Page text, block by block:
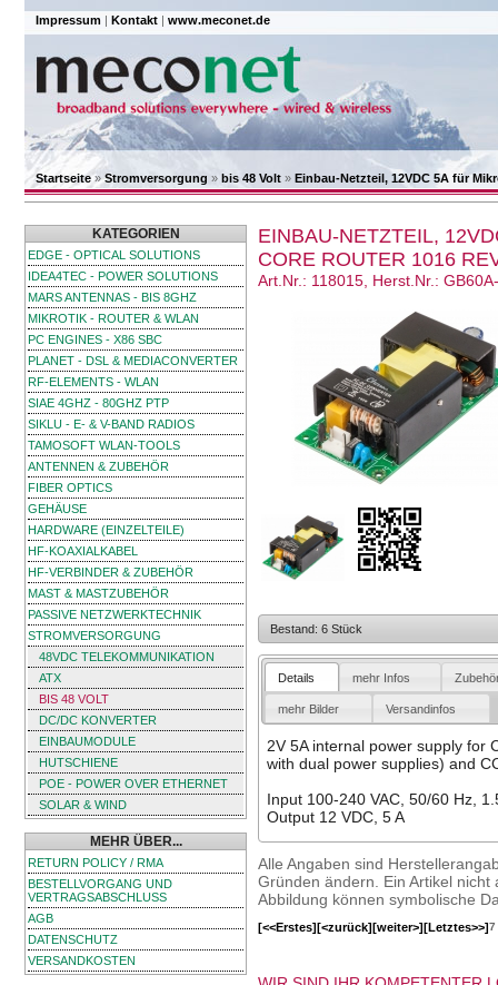
Impressum | Kontakt | www.meconet.de
Startseite»Stromversorgung » bis 48 Volt » Einbau-Netzteil, 12VDC 5A für
KATEGORIEN
EDGE - OPTICAL SOLUTIONS
IDEA4TEC - POWER SOLUTIONS
MARS ANTENNAS - BIS 8GHZ
MIKROTIK - ROUTER & WLAN
PC ENGINES - X86 SBC
PLANET - DSL & MEDIACONVERTER
RF-ELEMENTS - WLAN
SIAE 4GHZ - 80GHZ PTP
SIKLU - E- & V-BAND RADIOS
TAMOSOFT WLAN-TOOLS
ANTENNEN & ZUBEHÖR
FIBER OPTICS
GEHÄUSE
HARDWARE (EINZELTEILE)
HF-KOAXIALKABEL
HF-VERBINDER & ZUBEHÖR
MAST & MASTZUBEHÖR
PASSIVE NETZWERKTECHNIK
STROMVERSORGUNG
48VDC TELEKOMMUNIKATION
ATX
BIS 48 VOLT
DC/DC KONVERTER
EINBAUMODULE
HUTSCHIENE
POE - POWER OVER ETHERNET
SOLAR & WIND
MEHR ÜBER...
RETURN POLICY / RMA
BESTELLVORGANG UND
VERTRAGSABSCHLUSS
AGB
DATENSCHUTZ
VERSANDKOSTEN
EINBAU-NETZTEIL,
CORE ROUTER 1016
Art.Nr.: 118015, Herst.Nr.:
Bestand: 6 Stück
Details mehr Infos
mehr Bilder Versandinfos
2V 5A internal power supply for
with dual power supplies) and
Input 100-240 VAC, 50/60 Hz,
Output 12 VDC, 5 A
Alle Angaben sind
Gründen ändern. Ein Artikel
Abbildung können symbolische
[<<Erstes][<zurück][weiter>][Letztes>>]7